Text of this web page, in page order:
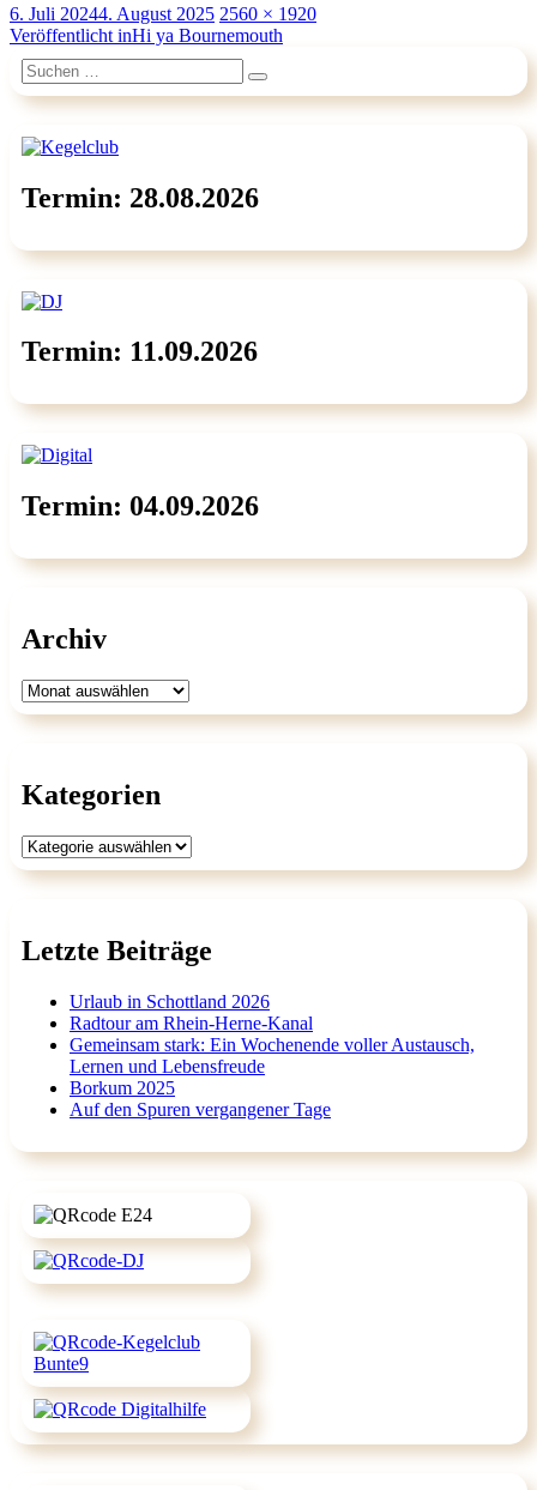
Veröffentlicht
am
6. Juli 20244. August 2025 Originalgröße
2560 × 1920
Beitragsnavigation
Veröffentlicht inHi ya Bournemouth
Suchen
nach:
Suchen
Termin: 28.08.2026
Termin: 11.09.2026
Termin: 04.09.2026
Archiv
Archiv
Kategorien
Kategorien
Letzte Beiträge
Urlaub in Schottland 2026
Radtour am Rhein-Herne-Kanal
Gemeinsam stark: Ein Wochenende voller Austausch,
Lernen und Lebensfreude
Borkum 2025
Auf den Spuren vergangener Tage